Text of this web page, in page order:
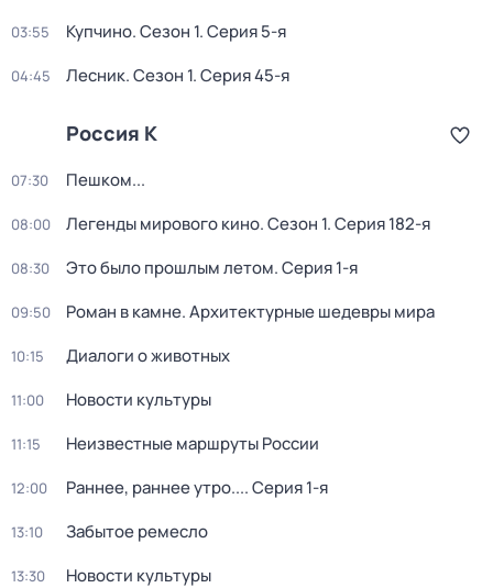
03:55 Купчино. Сезон 1. Серия 5-я
04:45 Лесник. Сезон 1. Серия 45-я
Россия К
07:30 Пешком...
08:00 Легенды мирового кино. Сезон 1. Серия 182-я
08:30 Это было прошлым летом. Серия 1-я
09:50 Роман в камне. Архитектурные шедевры мира
10:15 Диалоги о животных
11:00 Новости культуры
11:15 Неизвестные маршруты России
12:00 Раннее, раннее утро.... Серия 1-я
13:10 Забытое ремесло
13:30 Новости культуры